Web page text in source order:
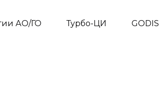
АО/ГО Турбо-ЦИ GODIS